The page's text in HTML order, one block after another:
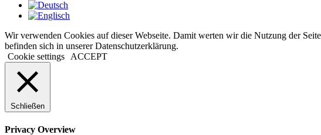
Wir verwenden Cookies auf dieser Webseite. Damit werten wir die Nutzung der
befinden sich in unserer Datenschutzerklärung.
Cookie settings
ACCEPT
Schließen
Privacy Overview